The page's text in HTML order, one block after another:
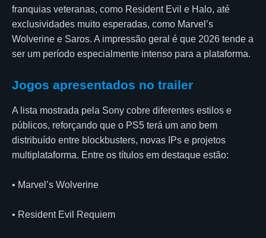
franquias veteranas, como Resident Evil e Halo, até
exclusividades muito esperadas, como Marvel’s
Wolverine e Saros. A impressão geral é que 2026 tende a
ser um período especialmente intenso para a plataforma.
Jogos apresentados no trailer
A lista mostrada pela Sony cobre diferentes estilos e
públicos, reforçando que o PS5 terá um ano bem
distribuído entre blockbusters, novas IPs e projetos
multiplataforma. Entre os títulos em destaque estão:
• Marvel’s Wolverine
• Resident Evil Requiem